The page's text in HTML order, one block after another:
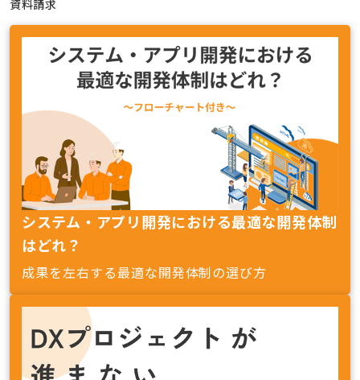
資料請求
システム・アプリ開発における最適な開発体制
はどれ？
成果を左右する最適な開発体制の選び方